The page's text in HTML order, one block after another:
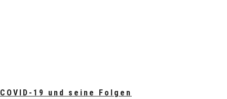
COVID-19 und seine Folgen